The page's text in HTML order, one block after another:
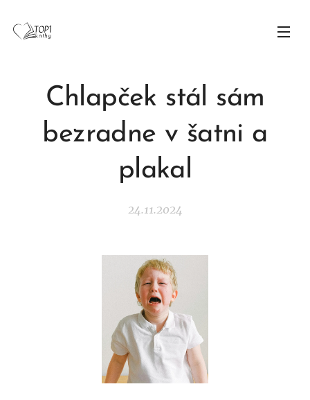
Chlapček stál sám
bezradne v šatni a
plakal
24.11.2024